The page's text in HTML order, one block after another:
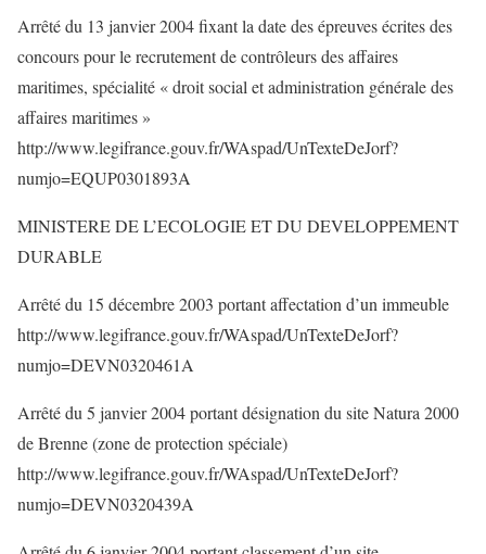
Arrêté du 13 janvier 2004 fixant la date des épreuves écrites des
concours pour le recrutement de contrôleurs des affaires
maritimes, spécialité « droit social et administration générale des
affaires maritimes »
http://www.legifrance.gouv.fr/WAspad/UnTexteDeJorf?
numjo=EQUP0301893A
MINISTERE DE L’ECOLOGIE ET DU DEVELOPPEMENT
DURABLE
Arrêté du 15 décembre 2003 portant affectation d’un immeuble
http://www.legifrance.gouv.fr/WAspad/UnTexteDeJorf?
numjo=DEVN0320461A
Arrêté du 5 janvier 2004 portant désignation du site Natura 2000
de Brenne (zone de protection spéciale)
http://www.legifrance.gouv.fr/WAspad/UnTexteDeJorf?
numjo=DEVN0320439A